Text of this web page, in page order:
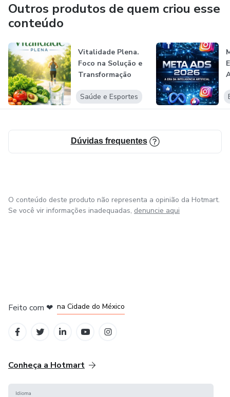
Outros produtos de quem criou esse
conteúdo
Vitalidade Plena.
Foco na Solução e
Transformação
Saúde e Esportes
Dúvidas frequentes
O conteúdo deste produto não representa a opinião da Hotmart.
Se você vir informações inadequadas, denuncie aqui
Feito com ❤ na Cidade do México
Conheça a Hotmart
Idioma